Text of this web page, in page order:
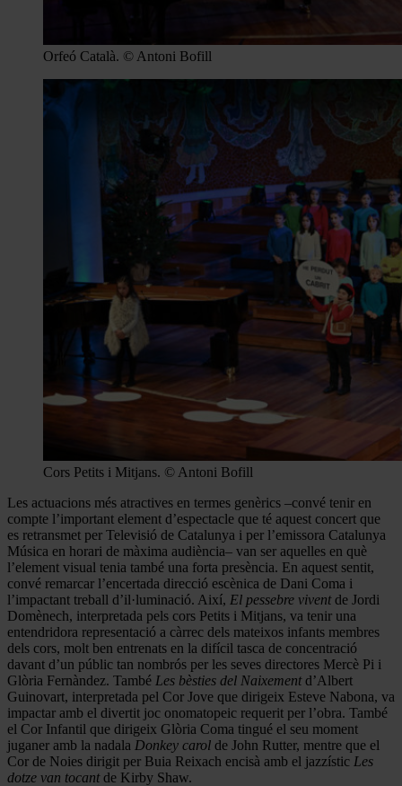
Orfeó Català. © Antoni Bofill
Cors Petits i Mitjans. © Antoni Bofill
Les actuacions més atractives en termes genèrics –convé tenir en
compte l’important element d’espectacle que té aquest concert que
es retransmet per Televisió de Catalunya i per l’emissora Catalunya
Música en horari de màxima audiència– van ser aquelles en què
l’element visual tenia també una forta presència. En aquest sentit,
convé remarcar l’encertada direcció escènica de Dani Coma i
l’impactant treball d’il·luminació. Així, El pessebre viventde Jordi
Domènech, interpretada pels cors Petits i Mitjans, va tenir una
entendridora representació a càrrec dels mateixos infants membres
dels cors, molt ben entrenats en la difícil tasca de concentració
davant d’un públic tan nombrós per les seves directores Mercè Pi i
Glòria Fernàndez. També Les bèsties del Naixementd’Albert
Guinovart, interpretada pel Cor Jove que dirigeix Esteve Nabona, va
impactar amb el divertit joc onomatopeic requerit per l’obra. També
el Cor Infantil que dirigeix Glòria Coma tingué el seu moment
juganer amb la nadala Donkey carol de John Rutter, mentre que el
Cor de Noies dirigit per Buia Reixach encisà amb el jazzístic Les
dotze van tocantde Kirby Shaw.